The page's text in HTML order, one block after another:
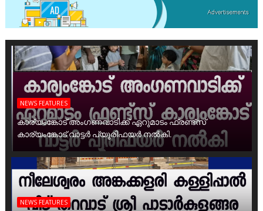
NEWS FEATURES
കാര്യംങ്കോട് അംഗണവാടിക്ക് ഏറുമാടം ഫ്രണ്ട്സ്
കാര്യംങ്കോട് വാട്ടർ പ്യൂരിഫയർ നൽകി.
NEWS FEATURES